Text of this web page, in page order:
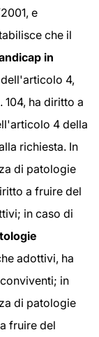
e
che il
in
4,
104, ha diritto a
4 della
richiesta. In
di patologie
a fruire del
in caso di
adottivi, ha
in
di patologie
fruire del